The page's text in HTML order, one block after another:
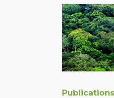
Publications